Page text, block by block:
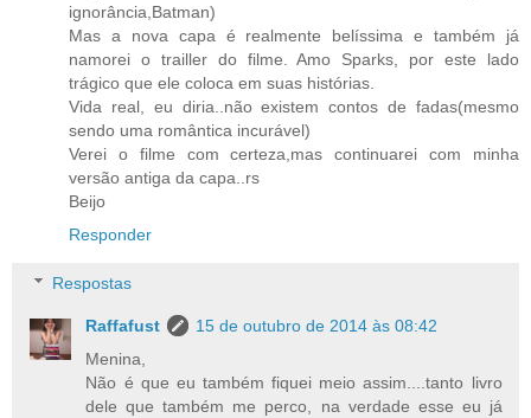
ignorância,Batman)
Mas a nova capa é realmente belíssima e também já
namorei o trailler do filme. Amo Sparks, por este lado
trágico que ele coloca em suas histórias.
Vida real, eu diria..não existem contos de fadas(mesmo
sendo uma romântica incurável)
Verei o filme com certeza,mas continuarei com minha
versão antiga da capa..rs
Beijo
Responder
Respostas
Raffafust
15 de outubro de 2014 às 08:42
Menina,
Não é que eu também fiquei meio assim....tanto livro
dele que também me perco, na verdade esse eu já